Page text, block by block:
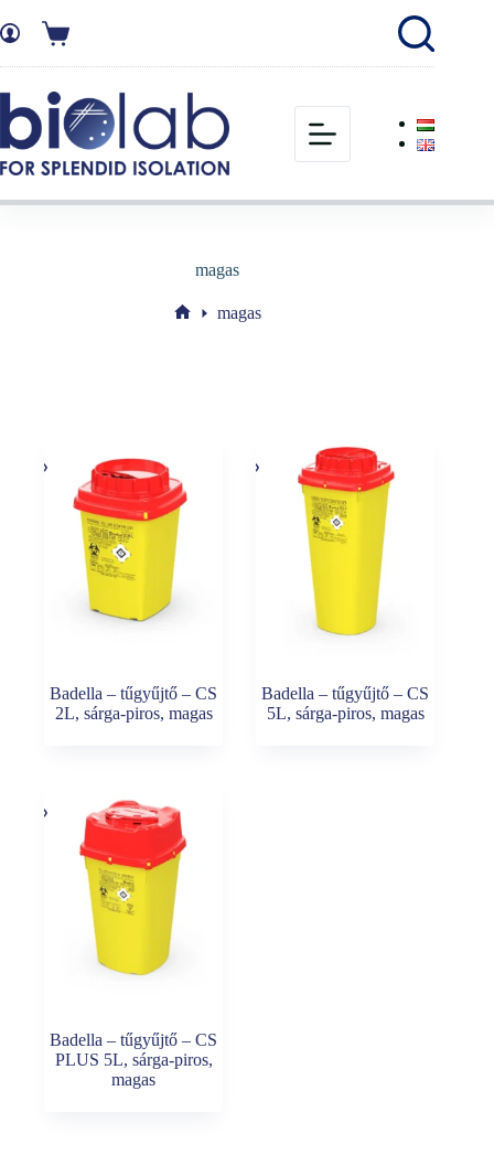
magas
magas
Badella – tűgyűjtő – CS
2L, sárga-piros, magas
Badella – tűgyűjtő – CS
5L, sárga-piros, magas
Badella – tűgyűjtő – CS
PLUS 5L, sárga-piros,
magas